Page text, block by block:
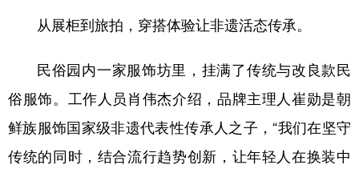
Deutsch Português
从展柜到旅拍，穿搭体验让非遗活态传承。
民俗园内一家服饰坊里，挂满了传统与改良款民
俗服饰。工作人员肖伟杰介绍，品牌主理人崔勋是朝
鲜族服饰国家级非遗代表性传承人之子，“我们在坚守
传统的同时，结合流行趋势创新，让年轻人在换装中